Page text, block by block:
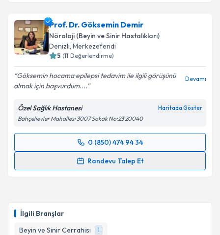
İlgili Branşlar
Beyin ve Sinir Cerrahisi
1
Prof. Dr. Göksemin Demir
Nöroloji (Beyin ve Sinir Hastalıkları)
Denizli, Merkezefendi
5 (11 Değerlendirme)
Göksemin hocama epilepsi tedavim ile ilgili görüşünü
almak için başvurdum....
Devamı
Özel Sağlık Hastanesi Haritada Göster
Bahçelievler Mahallesi 3007 Sokak No:23 20040
0 (850) 474 94 34
Randevu Talep Et
Randevu Takvimi Talebi
bilgilendireceğiz.
E-posta Adresiniz